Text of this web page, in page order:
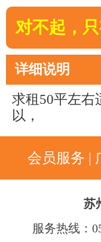
对不起，
详细说明
求租50平左右
以，
会员服务 |
苏
服务热线：